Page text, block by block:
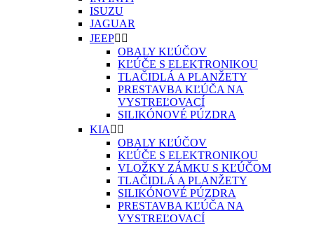
ISUZU
JAGUAR
JEEP 
OBALY KĽÚČOV
KĽÚČE S ELEKTRONIKOU
TLAČIDLÁ A PLANŽETY
PRESTAVBA KĽÚČA NA
VYSTREĽOVACÍ
SILIKÓNOVÉ PÚZDRA
KIA  
OBALY KĽÚČOV
KĽÚČE S ELEKTRONIKOU
VLOŽKY ZÁMKU S KĽÚČOM
TLAČIDLÁ A PLANŽETY
SILIKÓNOVÉ PÚZDRA
PRESTAVBA KĽÚČA NA
VYSTREĽOVACÍ